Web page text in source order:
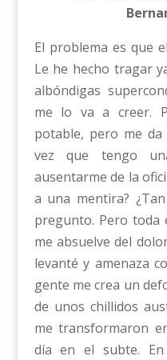
El problema es que
Le he hecho tragar
albóndigas
me lo va a creer.
potable, pero me
vez que tengo
ausentarme de la
a una mentira?
pregunto. Pero toda
me absuelve del
levanté y amenaza
gente me crea un
de unos chillidos
me transformaron
día en el subte.